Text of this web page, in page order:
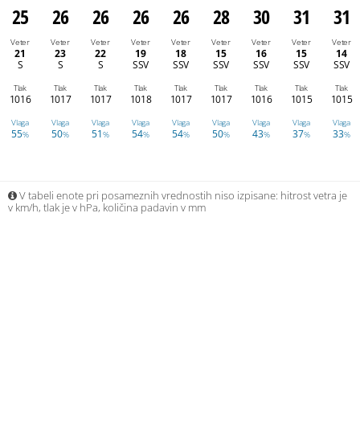
25 26 26 26 26 28 30 31 31
Veter
21
S
Veter
23
S
Veter
22
S
Veter
19
SSV
Veter
18
SSV
Veter
15
SSV
Veter
16
SSV
Veter
15
SSV
Veter
14
SSV
Tlak
1016
Tlak
1017
Tlak
1017
Tlak
1018
Tlak
1017
Tlak
1017
Tlak
1016
Tlak
1015
Tlak
1015
Vlaga
55%
Vlaga
50%
Vlaga
51%
Vlaga
54%
Vlaga
54%
Vlaga
50%
Vlaga
43%
Vlaga
37%
Vlaga
33%
V tabeli enote pri posameznih vrednostih niso izpisane: hitrost vetra je
v km/h, tlak je v hPa, količina padavin v mm